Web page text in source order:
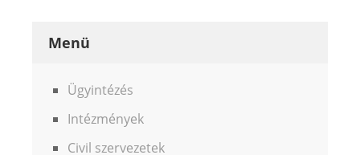
Menü
Ügyintézés
Intézmények
Civil szervezetek